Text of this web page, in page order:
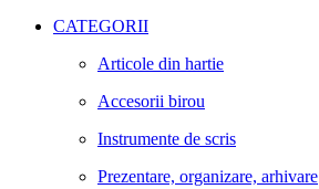
CATEGORII
Articole din hartie
Accesorii birou
Instrumente de scris
Prezentare, organizare, arhivare